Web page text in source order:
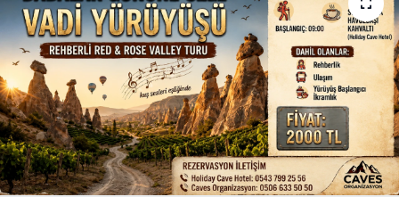
Sağlık
Kültür
3.Sayfa